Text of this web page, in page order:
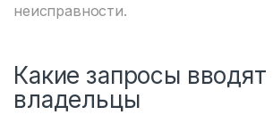
неисправности.
Какие запросы вводят
владельцы